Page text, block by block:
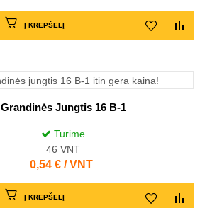
Į KREPŠELĮ
Grandinės Jungtis 16 B-1
Turime
46 VNT
Kaina
0,54 € / VNT
Į KREPŠELĮ